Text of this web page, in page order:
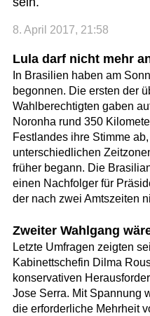
8. April 2017, 21:58
Lula darf nicht mehr
In Brasilien haben am
begonnen. Die ersten der
Wahlberechtigten gaben
Noronha rund 350
Festlandes ihre Stimme
unterschiedlichen
früher begann. Die
einen Nachfolger für
der nach zwei Amtszeiten
Zweiter Wahlgang
Letzte Umfragen zeigten
Kabinettschefin Dilma
konservativen
Jose Serra. Mit Spannung
die erforderliche Mehrheit